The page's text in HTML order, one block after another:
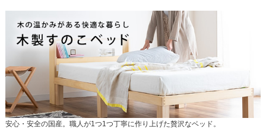
安心・安全の国産。職人が1つ1つ丁寧に作り上げた贅沢なベッド。